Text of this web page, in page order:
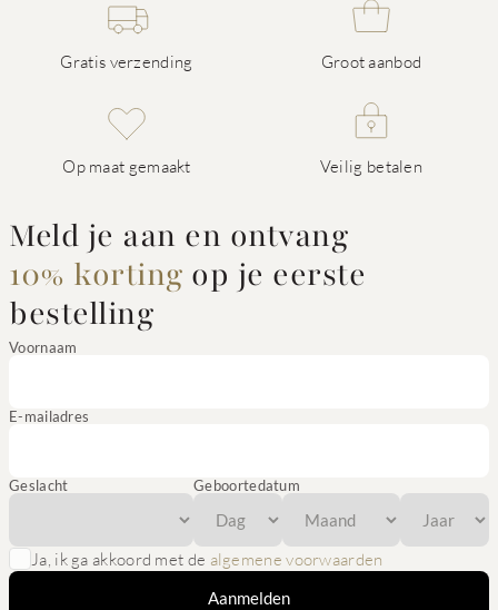
Gratis verzending Groot aanbod
Op maat gemaakt Veilig betalen
Meld je aan en ontvang
10% korting op je eerste
bestelling
Voornaam
E-mailadres
Geslacht Geboortedatum
Ja, ik ga akkoord met de algemene voorwaarden
Aanmelden